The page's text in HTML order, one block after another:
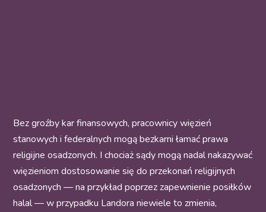
Bez groźby kar finansowych, pracownicy więzień
stanowych i federalnych mogą bezkarni łamać prawa
religijne osadzonych. I chociaż sądy mogą nadal nakazywać
więzieniom dostosowanie się do przekonań religijnych
osadzonych — na przykład poprzez zapewnienie posiłków
halal — w przypadku Landora niewiele to zmienia,